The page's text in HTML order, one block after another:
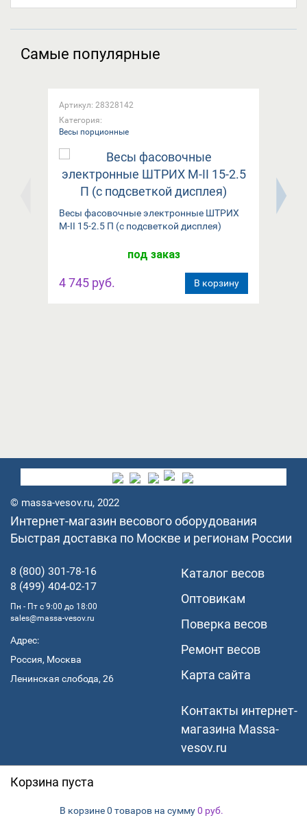
Самые популярные
Артикул: 28328142
Категория:
Весы порционные
Весы фасовочные электронные ШТРИХ
М-II 15-2.5 П (с подсветкой дисплея)
под заказ
4 745 руб. В корзину
Корзина пуста
В корзине0 товаров на сумму0 руб.
© massa-vesov.ru, 2022
Интернет-магазин весового оборудования
Быстрая доставка по Москве и регионам России
8 (800) 301-78-16
8 (499) 404-02-17
Пн - Пт с 9:00 до 18:00
sales@massa-vesov.ru
Адрес:
Россия, Москва
Ленинская слобода, 26
Каталог весов
Оптовикам
Поверка весов
Ремонт весов
Карта сайта
Контакты интернет-
магазина Мassa-
vesov.ru